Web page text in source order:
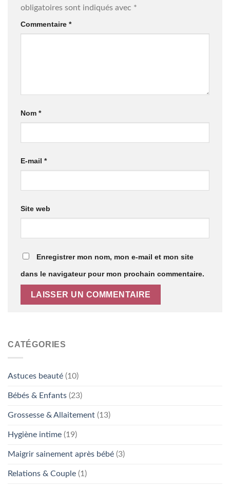
obligatoires sont indiqués avec *
Commentaire *
Nom *
E-mail *
Site web
Enregistrer mon nom, mon e-mail et mon site
dans le navigateur pour mon prochain commentaire.
CATÉGORIES
Astuces beauté (10)
Bébés & Enfants (23)
Grossesse & Allaitement (13)
Hygiène intime (19)
Maigrir sainement après bébé (3)
Relations & Couple (1)